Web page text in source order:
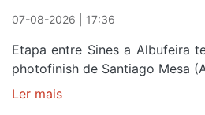
07-08-2026 | 17:36
Etapa entre Sines a Albufeira
photofinish de Santiago Mesa
Ler mais